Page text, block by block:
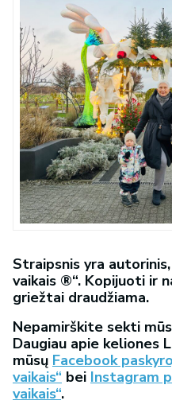
Straipsnis yra
vaikais ®“. Kopijuoti ir
griežtai draudžiama.
Nepamirškite sekti
Daugiau apie keliones
mūsų Facebook
vaikais“ bei Instagram
vaikais“.